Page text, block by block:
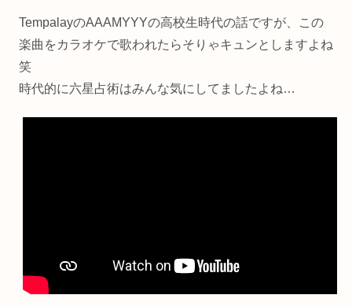
TempalayのAAAMYYYの高校生時代の話ですが、この
楽曲をカラオケで歌われたらそりゃキュンとしますよね
笑
時代的に六星占術はみんな気にしてましたよね…